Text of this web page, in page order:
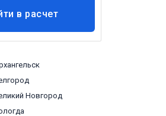
в расчет
Новгород